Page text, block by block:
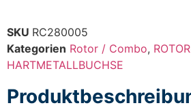
SKU RC280005
Kategorien Rotor / Combo,
HARTMETALLBUCHSE